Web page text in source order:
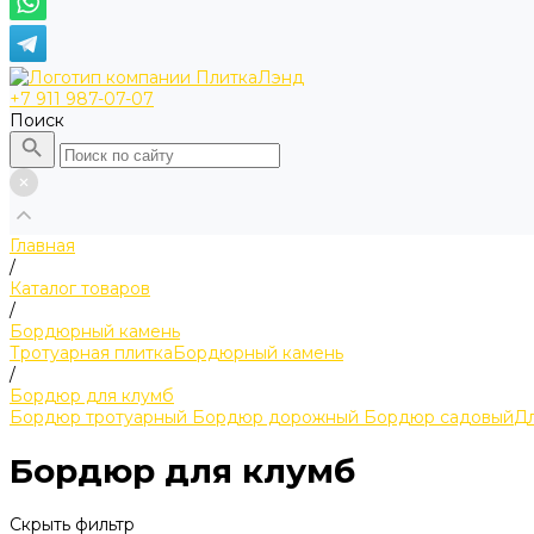
+7 911 987-07-07
Поиск
Главная
/
Каталог товаров
/
Бордюрный камень
Тротуарная плиткаБордюрный камень
/
Бордюр для клумб
Бордюр тротуарный Бордюр дорожный Бордюр садовый
Бордюр для клумб
Скрыть фильтр